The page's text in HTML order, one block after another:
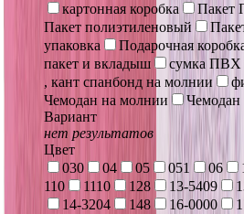
картонная коробка
Пакет
Пакет полиэтиленовый
упаковка
Подарочная
пакет и вкладыш
сумка ПВХ
, кант спанбонд на молнии
Чемодан на молнии
Вариант
нет результатов
Цвет
030
04 05 051 06
110
1110 128 13-5409
14-3204
148 16-0000